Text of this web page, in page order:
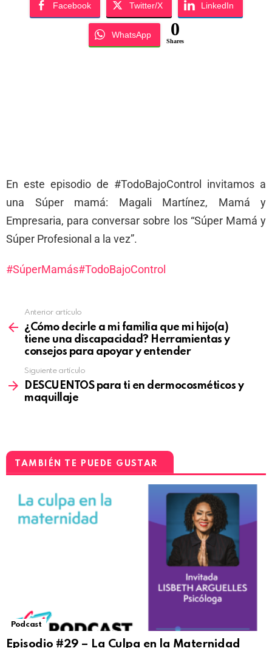
Facebook Twitter/X LinkedIn
WhatsApp 0
Shares
En este episodio de #TodoBajoControl invitamos a
una Súper mamá: Magali Martínez, Mamá y
Empresaria, para conversar sobre los “Súper Mamá y
Súper Profesional a la vez”.
#SúperMamás#TodoBajoControl
Anterior artículo
¿Cómo decirle a mi familia que mi hijo(a)
tiene una discapacidad? Herramientas y
consejos para apoyar y entender
Siguiente artículo
DESCUENTOS para ti en dermocosméticos y
maquillaje
TAMBIÉN TE PUEDE GUSTAR
Podcast
Episodio #29 – La Culpa en la Maternidad